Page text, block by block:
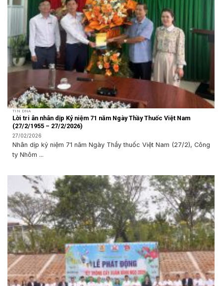
TIN DNA
Lời tri ân nhân dịp Kỷ niệm 71 năm Ngày Thầy Thuốc Việt Nam
(27/2/1955 – 27/2/2026)
27/02/2026
Nhân dịp kỷ niệm 71 năm Ngày Thầy thuốc Việt Nam (27/2), Công
ty Nhôm ...